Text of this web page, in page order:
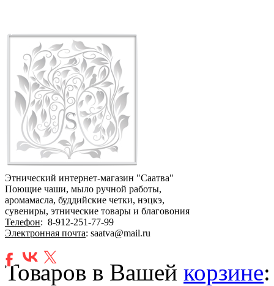
Этнический интернет-магазин "Саатва"
Поющие чаши, мыло ручной работы,
аромамасла, буддийские четки, нэцкэ,
сувениры, этнические товары и благовония
Телефон: 8-912-251-77-99
Электронная почта: saatva@mail.ru
Товаров в Вашей корзине